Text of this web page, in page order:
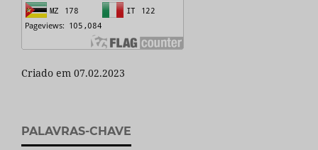
Criado em 07.02.2023
PALAVRAS-CHAVE